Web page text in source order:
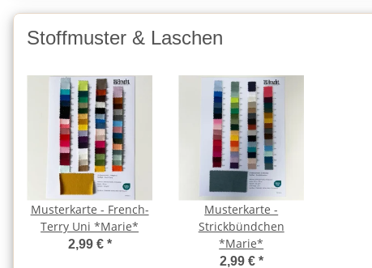
Stoffmuster & Laschen
Musterkarte - French-
Terry Uni *Marie*
2,99 € *
Musterkarte -
Strickbündchen
*Marie*
2,99 € *